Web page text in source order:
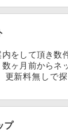
をして頂き数
ヶ月前からネ
更新料無しで
プ